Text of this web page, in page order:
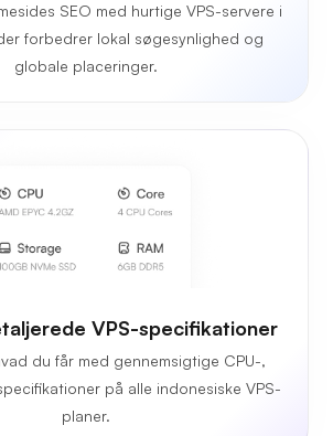
SEO med hurtige VPS-servere i
forbedrer lokal søgesynlighed og
globale placeringer.
VPS-specifikationer
du får med gennemsigtige CPU-,
på alle indonesiske VPS-
planer.